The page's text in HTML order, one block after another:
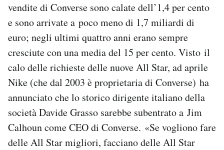
vendite di Converse sono calate dell’1,4 per cento
e sono arrivate a poco meno di 1,7 miliardi di
euro; negli ultimi quattro anni erano sempre
cresciute con una media del 15 per cento. Visto il
calo delle richieste delle nuove All Star, ad aprile
Nike (che dal 2003 è proprietaria di Converse) ha
annunciato che lo storico dirigente italiano della
società Davide Grasso sarebbe subentrato a Jim
Calhoun come CEO di Converse. «Se vogliono fare
delle All Star migliori, facciano delle All Star